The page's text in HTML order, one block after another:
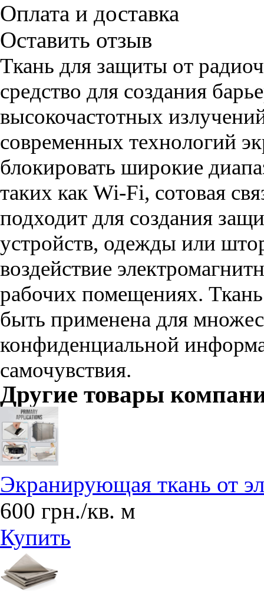
Оплата и доставка
Оставить отзыв
Ткань для защиты от
средство для создания
высокочастотных
современных технологий
блокировать широкие
таких как Wi-Fi, сотовая
подходит для создания
устройств, одежды или
воздействие
рабочих помещениях.
быть применена для
конфиденциальной
самочувствия.
Другие товары
Экранирующая ткань от
600 грн./кв. м
Купить